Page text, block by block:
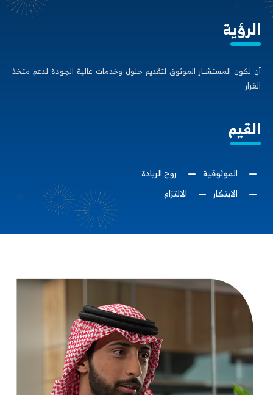
الرؤية
أن ﻧﻜﻮن اﻟﻤﺴﺘﺸــﺎر اﻟﻤﻮﺛﻮق ﻟﺘﻘﺪﻳﻢ ﺣﻠﻮل وﺧﺪﻣﺎت ﻋﺎﻟﻴﺔ اﻟﺠﻮدة ﻟﺪﻋﻢ ﻣﺘﺨﺬ
اﻟﻘﺮار
القيم
الموثوقية
روح الريادة
الابتكار
الالتزام